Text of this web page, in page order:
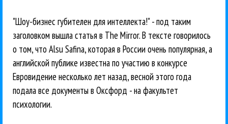
"Шоу-бизнес губителен для интеллекта!" - под таким
заголовком вышла статья в The Mirror. В тексте говорилось
о том, что Alsu Safina, которая в России очень популярная, а
английской публике известна по участию в конкурсе
Евровидение несколько лет назад, весной этого года
подала все документы в Оксфорд - на факультет
психологии.